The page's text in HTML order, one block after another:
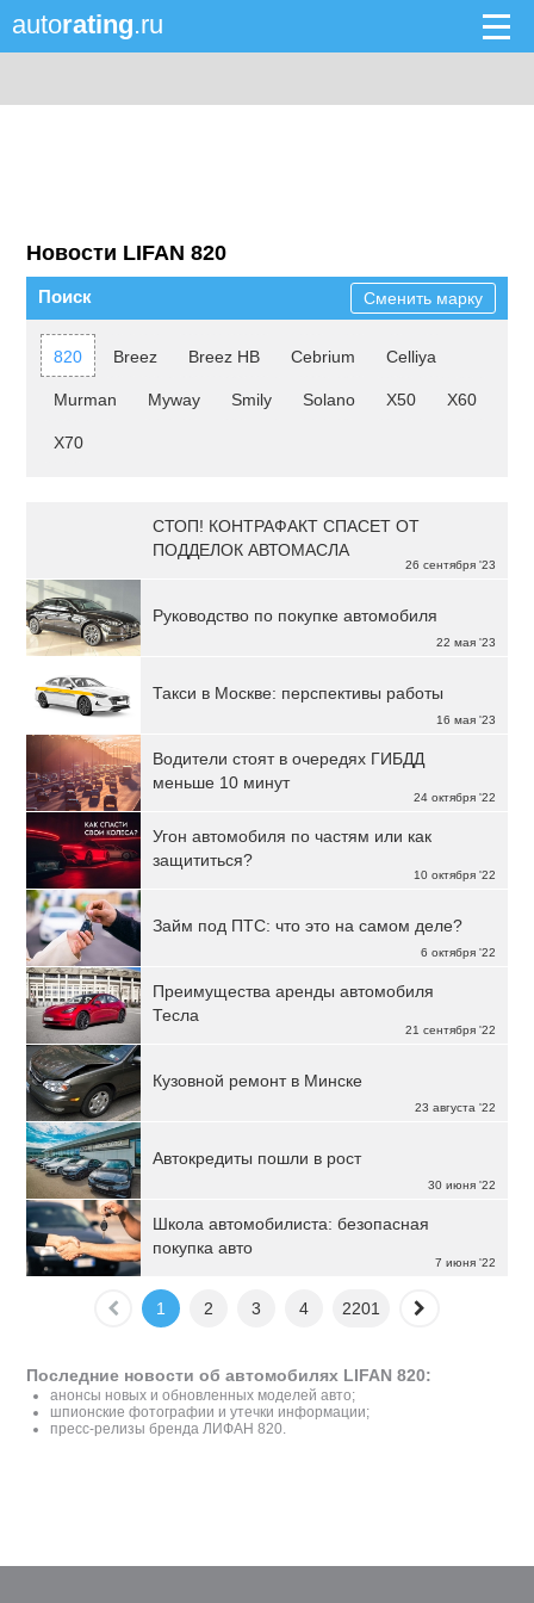
autorating.ru
Новости LIFAN 820
Поиск Сменить марку
820 Breez Breez HB Cebrium Celliya
Murman Myway Smily Solano X50 X60
X70
26 сентября '23
СТОП! КОНТРАФАКТ СПАСЕТ ОТ
ПОДДЕЛОК АВТОМАСЛА
22 мая '23
Руководство по покупке автомобиля
16 мая '23
Такси в Москве: перспективы работы
24 октября '22
Водители стоят в очередях ГИБДД
меньше 10 минут
10 октября '22
Угон автомобиля по частям или как
защититься?
6 октября '22
Займ под ПТС: что это на самом деле?
21 сентября '22
Преимущества аренды автомобиля
Тесла
23 августа '22
Кузовной ремонт в Минске
30 июня '22
Автокредиты пошли в рост
7 июня '22
Школа автомобилиста: безопасная
покупка авто
1 2 3 4 2201
Последние новости об автомобилях LIFAN 820:
анонсы новых и обновленных моделей авто;
шпионские фотографии и утечки информации;
пресс-релизы бренда ЛИФАН 820.